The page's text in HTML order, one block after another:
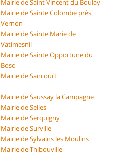
Mairie de Saint Vincent du Boulay
Mairie de Sainte Colombe près
Vernon
Mairie de Sainte Marie de
Vatimesnil
Mairie de Sainte Opportune du
Bosc
Mairie de Sancourt
Mairie de Saussay la Campagne
Mairie de Selles
Mairie de Serquigny
Mairie de Surville
Mairie de Sylvains les Moulins
Mairie de Thibouville